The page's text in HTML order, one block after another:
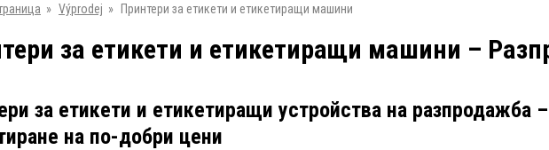
» Výprodej » Принтери за етикети и етикетиращи машини
за етикети и етикетиращи машини –
за етикети и етикетиращи устройства на разпродажба
на по-добри цени